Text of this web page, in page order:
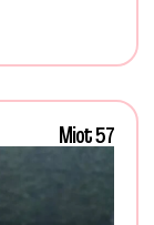
Miot 57